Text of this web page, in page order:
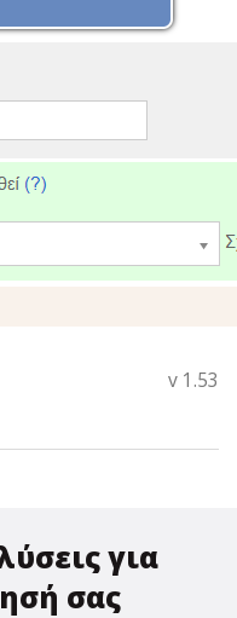
v 1.53
για
σας